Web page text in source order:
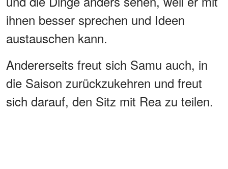
ihnen besser sprechen und Ideen
austauschen kann.
Andererseits freut sich Samu auch, in
die Saison zurückzukehren und freut
sich darauf, den Sitz mit Rea zu teilen.